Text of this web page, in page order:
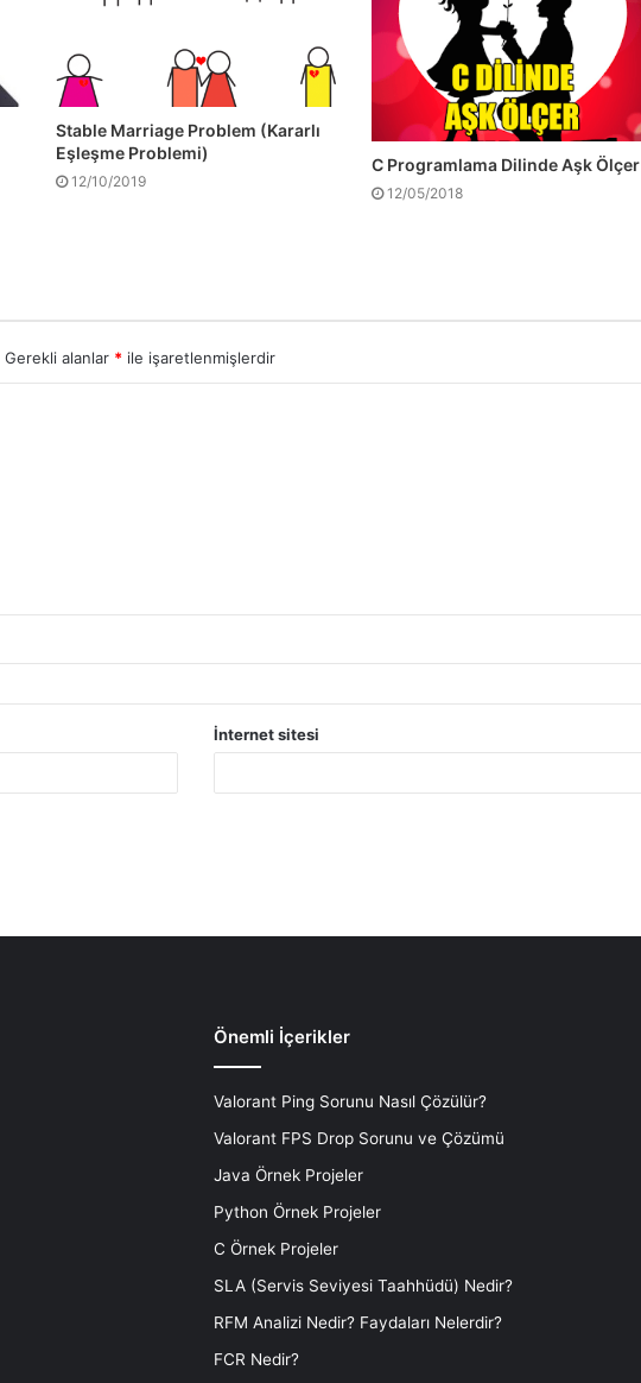
Stable Marriage Problem (Kararlı
Eşleşme Problemi)
12/10/2019
C Programlama Dilinde Aşk Ölçer
12/05/2018
Gerekli alanlar * ile işaretlenmişlerdir
İnternet sitesi
Önemli İçerikler
Valorant Ping Sorunu Nasıl Çözülür?
Valorant FPS Drop Sorunu ve Çözümü
Java Örnek Projeler
Python Örnek Projeler
C Örnek Projeler
SLA (Servis Seviyesi Taahhüdü) Nedir?
RFM Analizi Nedir? Faydaları Nelerdir?
FCR Nedir?